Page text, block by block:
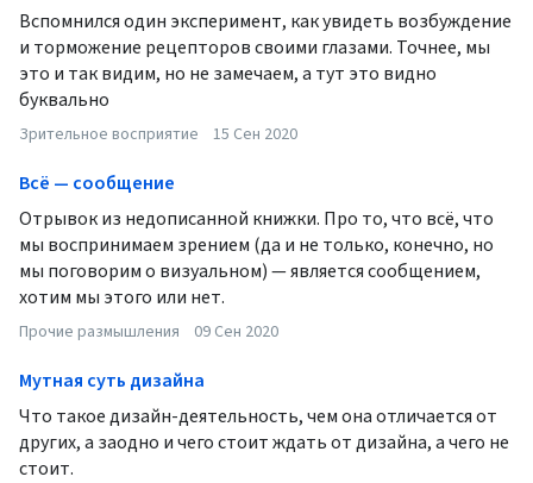
Зрительное восприятие 15 Сен 2020
Вспомнился один эксперимент, как увидеть возбуждение
и торможение рецепторов своими глазами. Точнее, мы
это и так видим, но не замечаем, а тут это видно
буквально
Прочие размышления 09 Сен 2020
Всё — сообщение
Отрывок из недописанной книжки. Про то, что всё, что
мы воспринимаем зрением (да и не только, конечно, но
мы поговорим о визуальном) — является сообщением,
хотим мы этого или нет.
Мутная суть дизайна
Что такое дизайн-деятельность, чем она отличается от
других, а заодно и чего стоит ждать от дизайна, а чего не
стоит.